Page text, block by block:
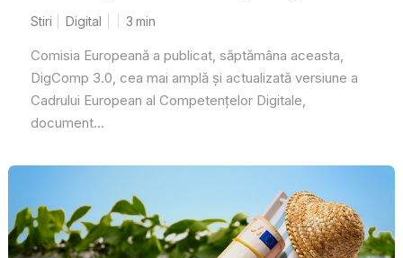
Stiri Digital 3 min
Comisia Europeană a publicat, săptămâna aceasta,
DigComp 3.0, cea mai amplă și actualizată versiune a
Cadrului European al Competențelor Digitale,
document...